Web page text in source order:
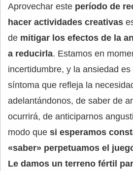
Aprovechar este período de
hacer actividades creativas
de mitigar los efectos de la
a reducirla. Estamos en
incertidumbre, y la ansiedad
síntoma que refleja la
adelantándonos, de saber de
ocurrirá, de anticiparnos
modo que si esperamos
«saber» perpetuamos el
Le damos un terreno fértil